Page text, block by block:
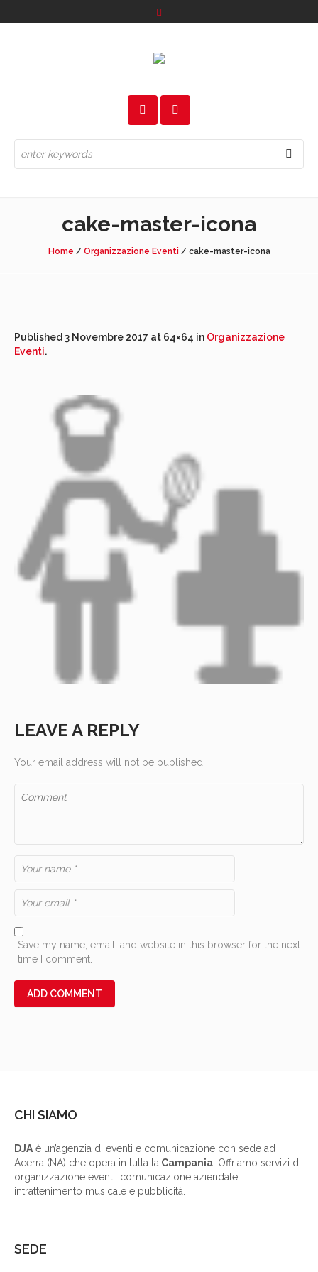
cake-master-icona
Home / Organizzazione Eventi / cake-master-icona
Published 3 Novembre 2017 at 64×64 in Organizzazione
Eventi.
LEAVE A REPLY
Your email address will not be published.
Save my name, email, and website in this browser for the next
time I comment.
CHI SIAMO
DJA è un’agenzia di eventi e comunicazione con sede ad
Acerra (NA) che opera in tutta la Campania . Offriamo servizi di:
organizzazione eventi, comunicazione aziendale,
intrattenimento musicale e pubblicità.
SEDE